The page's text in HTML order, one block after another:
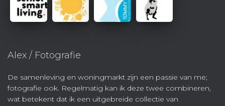
Alex / Fotografie
De samenleving en woningmarkt zijn een passie van me;
fotografie ook. Regelmatig kan ik deze twee combineren,
wat betekent dat ik een uitgebreide collectie van